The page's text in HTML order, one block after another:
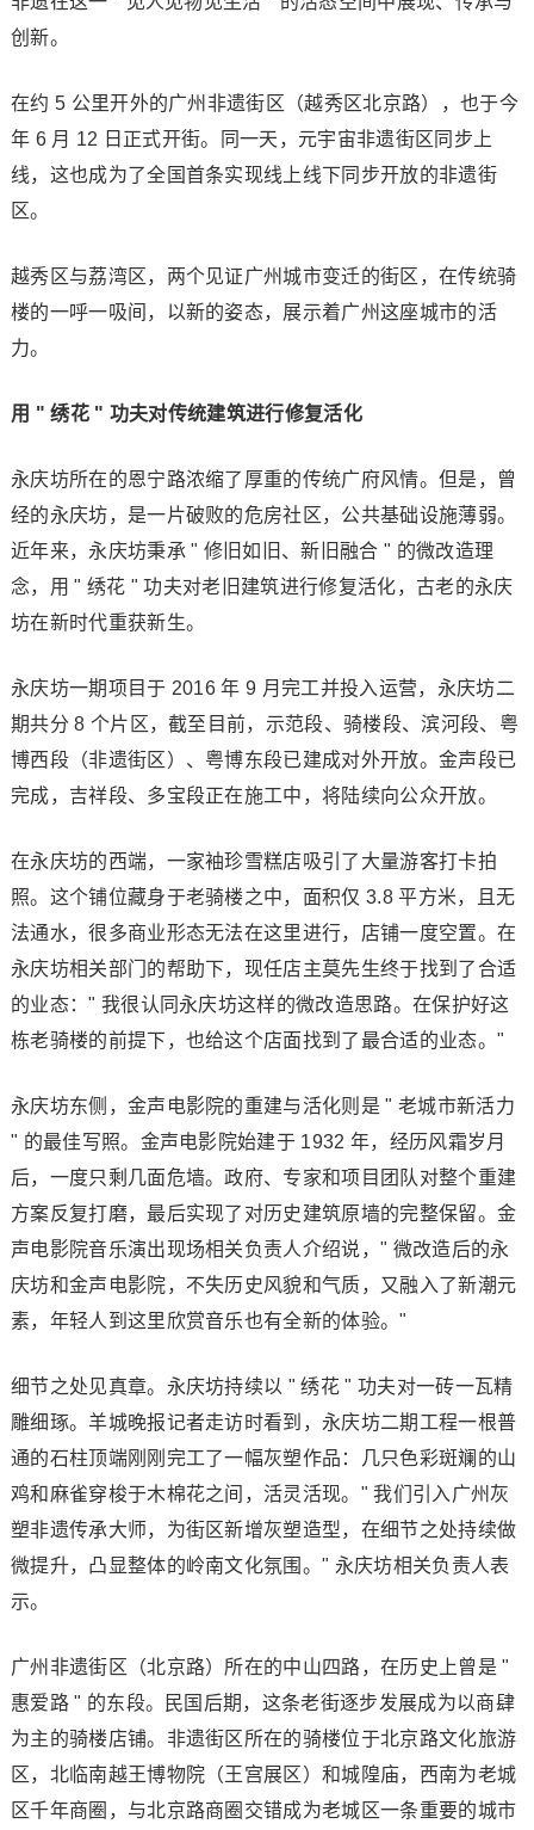
创新。
在约 5 公里开外的广州非遗街区（越秀区北京路），也于今
年 6 月 12 日正式开街。同一天，元宇宙非遗街区同步上
线，这也成为了全国首条实现线上线下同步开放的非遗街
区。
越秀区与荔湾区，两个见证广州城市变迁的街区，在传统骑
楼的一呼一吸间，以新的姿态，展示着广州这座城市的活
力。
用 " 绣花 " 功夫对传统建筑进行修复活化
永庆坊所在的恩宁路浓缩了厚重的传统广府风情。但是，曾
经的永庆坊，是一片破败的危房社区，公共基础设施薄弱。
近年来，永庆坊秉承 " 修旧如旧、新旧融合 " 的微改造理
念，用 " 绣花 " 功夫对老旧建筑进行修复活化，古老的永庆
坊在新时代重获新生。
永庆坊一期项目于 2016 年 9 月完工并投入运营，永庆坊二
期共分 8 个片区，截至目前，示范段、骑楼段、滨河段、粤
博西段（非遗街区）、粤博东段已建成对外开放。金声段已
完成，吉祥段、多宝段正在施工中，将陆续向公众开放。
在永庆坊的西端，一家袖珍雪糕店吸引了大量游客打卡拍
照。这个铺位藏身于老骑楼之中，面积仅 3.8 平方米，且无
法通水，很多商业形态无法在这里进行，店铺一度空置。在
永庆坊相关部门的帮助下，现任店主莫先生终于找到了合适
的业态：" 我很认同永庆坊这样的微改造思路。在保护好这
栋老骑楼的前提下，也给这个店面找到了最合适的业态。"
永庆坊东侧，金声电影院的重建与活化则是 " 老城市新活力
" 的最佳写照。金声电影院始建于 1932 年，经历风霜岁月
后，一度只剩几面危墙。政府、专家和项目团队对整个重建
方案反复打磨，最后实现了对历史建筑原墙的完整保留。金
声电影院音乐演出现场相关负责人介绍说，" 微改造后的永
庆坊和金声电影院，不失历史风貌和气质，又融入了新潮元
素，年轻人到这里欣赏音乐也有全新的体验。"
细节之处见真章。永庆坊持续以 " 绣花 " 功夫对一砖一瓦精
雕细琢。羊城晚报记者走访时看到，永庆坊二期工程一根普
通的石柱顶端刚刚完工了一幅灰塑作品：几只色彩斑斓的山
鸡和麻雀穿梭于木棉花之间，活灵活现。" 我们引入广州灰
塑非遗传承大师，为街区新增灰塑造型，在细节之处持续做
微提升，凸显整体的岭南文化氛围。" 永庆坊相关负责人表
示。
广州非遗街区（北京路）所在的中山四路，在历史上曾是 "
惠爱路 " 的东段。民国后期，这条老街逐步发展成为以商肆
为主的骑楼店铺。非遗街区所在的骑楼位于北京路文化旅游
区，北临南越王博物院（王宫展区）和城隍庙，西南为老城
区千年商圈，与北京路商圈交错成为老城区一条重要的城市